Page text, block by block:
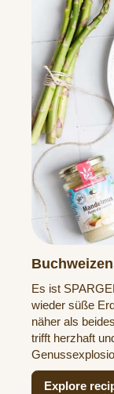
Es ist
wieder süße
näher als
trifft herzhaft
Explore